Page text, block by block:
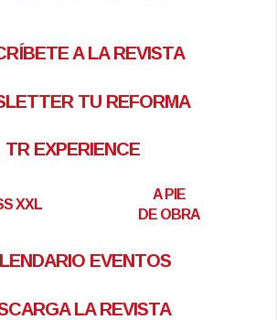
A LA REVISTA
TU REFORMA
TR EXPERIENCE
XXL
A PIE
DE OBRA
EVENTOS
LA REVISTA